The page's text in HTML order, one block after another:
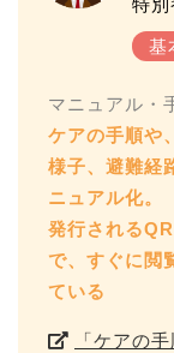
特別
ケアの手順や
様子、避難経
ニュアル化。
発行される
で、すぐに閲
ている
「ケアの